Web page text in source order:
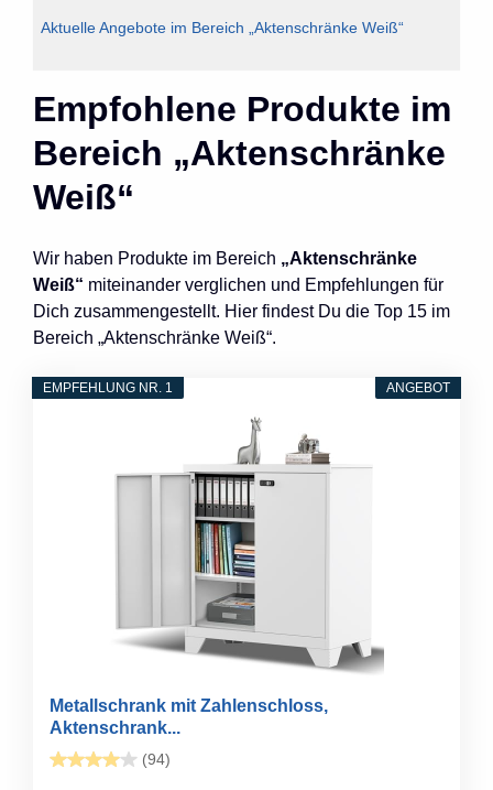
Aktuelle Angebote im Bereich „Aktenschränke Weiß“
Empfohlene Produkte im
Bereich „Aktenschränke
Weiß“
Wir haben Produkte im Bereich „Aktenschränke
Weiß“ miteinander verglichen und Empfehlungen für
Dich zusammengestellt. Hier findest Du die Top 15 im
Bereich „Aktenschränke Weiß“.
ANGEBOT
EMPFEHLUNG NR. 1
Metallschrank mit Zahlenschloss,
Aktenschrank...
(94)